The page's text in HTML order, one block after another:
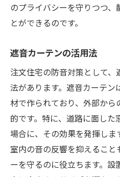
のプライバシーを守りつつ
とができるのです。
遮音カーテンの活用法
注文住宅の防音対策として
法があります。遮音カーテ
材で作られており、外部か
的です。特に、道路に面し
場合に、その効果を発揮し
室内の音の反響を抑えるこ
ーを守るのに役立ちます。設